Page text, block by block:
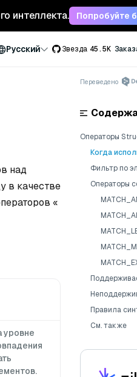
интеллекта. Попробуйте
Русский Звезда 45.5K
над
в качестве
«
уровне
Переведено
Операторы
Когда
Фильтр по
Операторы
Правила
См. также